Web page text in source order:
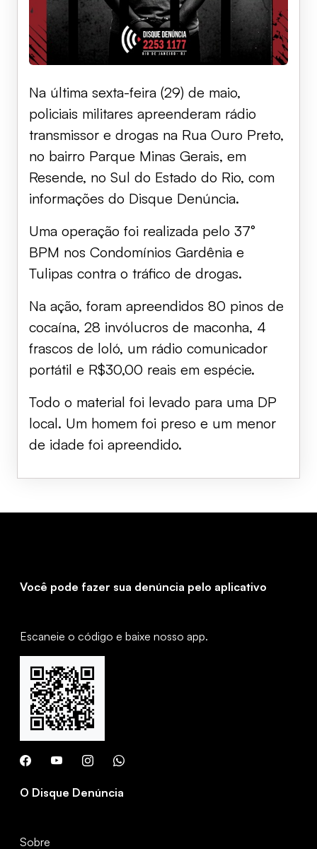
Na última sexta-feira (29) de maio,
policiais militares apreenderam rádio
transmissor e drogas na Rua Ouro Preto,
no bairro Parque Minas Gerais, em
Resende, no Sul do Estado do Rio, com
informações do Disque Denúncia.
Uma operação foi realizada pelo 37°
BPM nos Condomínios Gardênia e
Tulipas contra o tráfico de drogas.
Na ação, foram apreendidos 80 pinos de
cocaína, 28 invólucros de maconha, 4
frascos de loló, um rádio comunicador
portátil e R$30,00 reais em espécie.
Todo o material foi levado para uma DP
local. Um homem foi preso e um menor
de idade foi apreendido.
Você pode fazer sua denúncia pelo aplicativo
Escaneie o código e baixe nosso app.
O Disque Denúncia
Sobre